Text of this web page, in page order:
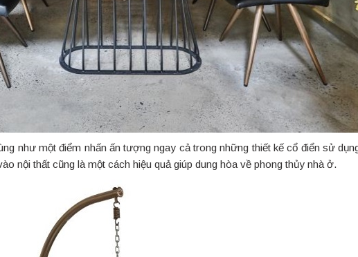
như một điểm nhấn ấn tượng ngay cả trong những thiết kế cổ điển sử
nội thất cũng là một cách hiệu quả giúp dung hòa về phong thủy nhà ở.